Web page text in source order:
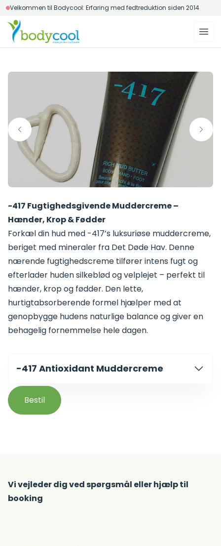
Velkommen til Bodycool: Erfaring med fedtreduktion siden 2014
-417 Fugtighedsgivende Muddercreme –
Hænder, Krop & Fødder
Forkæl din hud med -417’s luksuriøse muddercreme,
beriget med mineraler fra Det Døde Hav. Denne
nærende fugtighedscreme tilfører intens fugt og
efterlader huden silkeblød og velplejet – perfekt til
hænder, krop og fødder. Den lette,
hurtigtabsorberende formel hjælper med at
genopbygge hudens naturlige balance og giver en
behagelig fornemmelse hele dagen.
-417 Antioxidant Muddercreme
Bestil
Vi vejleder dig ved spørgsmål eller hjælp til
booking